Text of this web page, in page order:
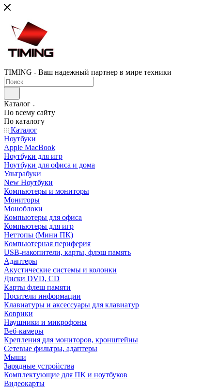
TIMING - Ваш надежный партнер в мире техники
Каталог
По всему сайту
По каталогу
Каталог
Ноутбуки
Apple MacBook
Ноутбуки для игр
Ноутбуки для офиса и дома
Ультрабуки
New Ноутбуки
Компьютеры и мониторы
Мониторы
Моноблоки
Компьютеры для офиса
Компьютеры для игр
Неттопы (Мини ПК)
Компьютерная периферия
USB-накопители, карты, флэш память
Адаптеры
Акустические системы и колонки
Диски DVD, CD
Карты флеш памяти
Носители информации
Клавиатуры и аксессуары для клавиатур
Коврики
Наушники и микрофоны
Веб-камеры
Крепления для мониторов, кронштейны
Сетевые фильтры, адаптеры
Мыши
Зарядные устройства
Комплектующие для ПК и ноутбуков
Видеокарты